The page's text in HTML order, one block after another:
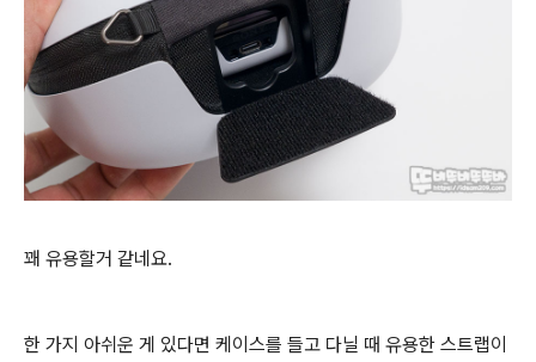
꽤 유용할거 같네요.
한 가지 아쉬운 게 있다면 케이스를 들고 다닐 때 유용한 스트랩이